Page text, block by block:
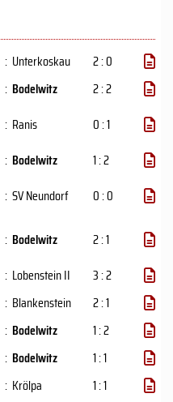
: Unterkoskau
2 : 0
: Bodelwitz
2 : 2
: Ranis
0 : 1
: Bodelwitz
1 : 2
: SV Neundorf
0 : 0
: Bodelwitz
2 : 1
: Lobenstein II
3 : 2
: Blankenstein
2 : 1
: Bodelwitz
1 : 2
: Bodelwitz
1 : 1
: Krölpa
1 : 1